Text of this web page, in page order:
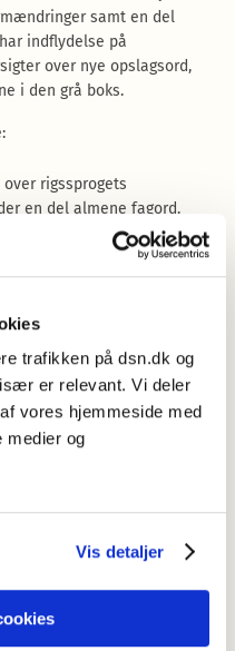
trafikken på dsn.dk og
er relevant. Vi deler
vores hjemmeside med
medier og
Vis detaljer
samt en del
indflydelse på
over nye opslagsord,
i den grå boks.
rigssprogets
en del almene fagord.
66.000 opslagsord.
indeholder ordbogen ca.
for stavning og
af søgefeltet ovenfor og
via linkene i
føjet til